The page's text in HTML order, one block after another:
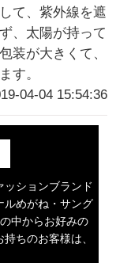
て、紫外線を遮
、太陽が持って
装が大きくて、
す。
04-04 15:54:36
ションブランド
ルめがね・サング
中からお好みの
ちのお客様は、